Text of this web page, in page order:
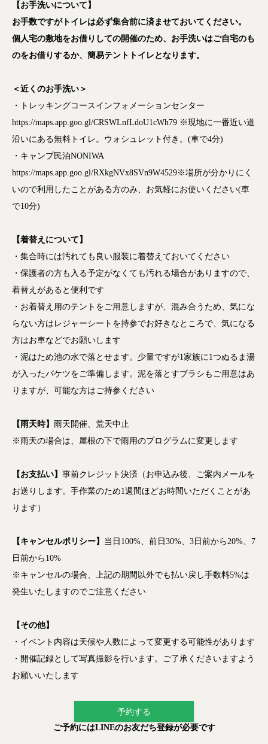
【お手洗いについて】
お手数ですがトイレは必ず集合前に済ませておいてください。
個人宅の敷地をお借りしての開催のため、お手洗いはご自宅のも
のをお借りするか、簡易テントトイレとなります。
＜近くのお手洗い＞
・トレッキングコースインフォメーションセンター
https://maps.app.goo.gl/CRSWLnfLdoU1cWh79 ※現地に一番近い道
沿いにある無料トイレ。ウォシュレット付き。(車で4分)
・キャンプ民泊NONIWA
https://maps.app.goo.gl/RXkgNVx8SVn9W4529※場所が分かりにく
いので利用したことがある方のみ、お気軽にお使いください(車
で10分)
【着替えについて】
・集合時には汚れても良い服装に着替えておいてください
・保護者の方も入る予定がなくても汚れる場合がありますので、
着替えがあると便利です
・お着替え用のテントをご用意しますが、混み合うため、気にな
らない方はレジャーシートを持参でお好きなところで、気になる
方はお車などでお願いします
・泥はため池の水で落とせます。少量ですが1家族に1つぬるま湯
が入ったバケツをご準備します。泥を落とすブラシもご用意はあ
りますが、可能な方はご持参ください
【雨天時】 雨天開催、荒天中止
※雨天の場合は、屋根の下で雨用のプログラムに変更します
【お支払い】 事前クレジット決済（お申込み後、ご案内メールを
お送りします。手作業のため1週間ほどお時間いただくことがあ
ります）
【キャンセルポリシー】 当日100%、前日30%、3日前から20%、7
日前から10%
※キャンセルの場合、上記の期間以外でも払い戻し手数料5%は
発生いたしますのでご注意ください
【その他】
・イベント内容は天候や人数によって変更する可能性があります
・開催記録として写真撮影を行います。ご了承くださいますよう
お願いいたします
予約する
ご予約にはLINEのお友だち登録が必要です